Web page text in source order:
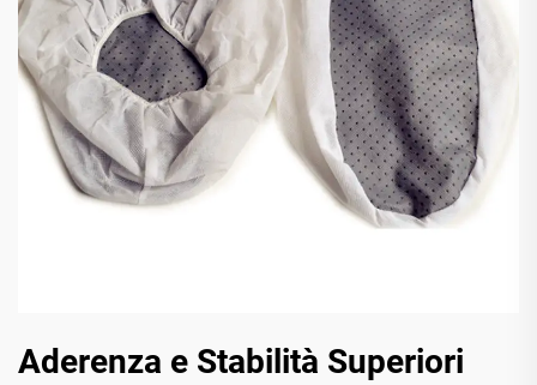
Aderenza e Stabilità Superiori